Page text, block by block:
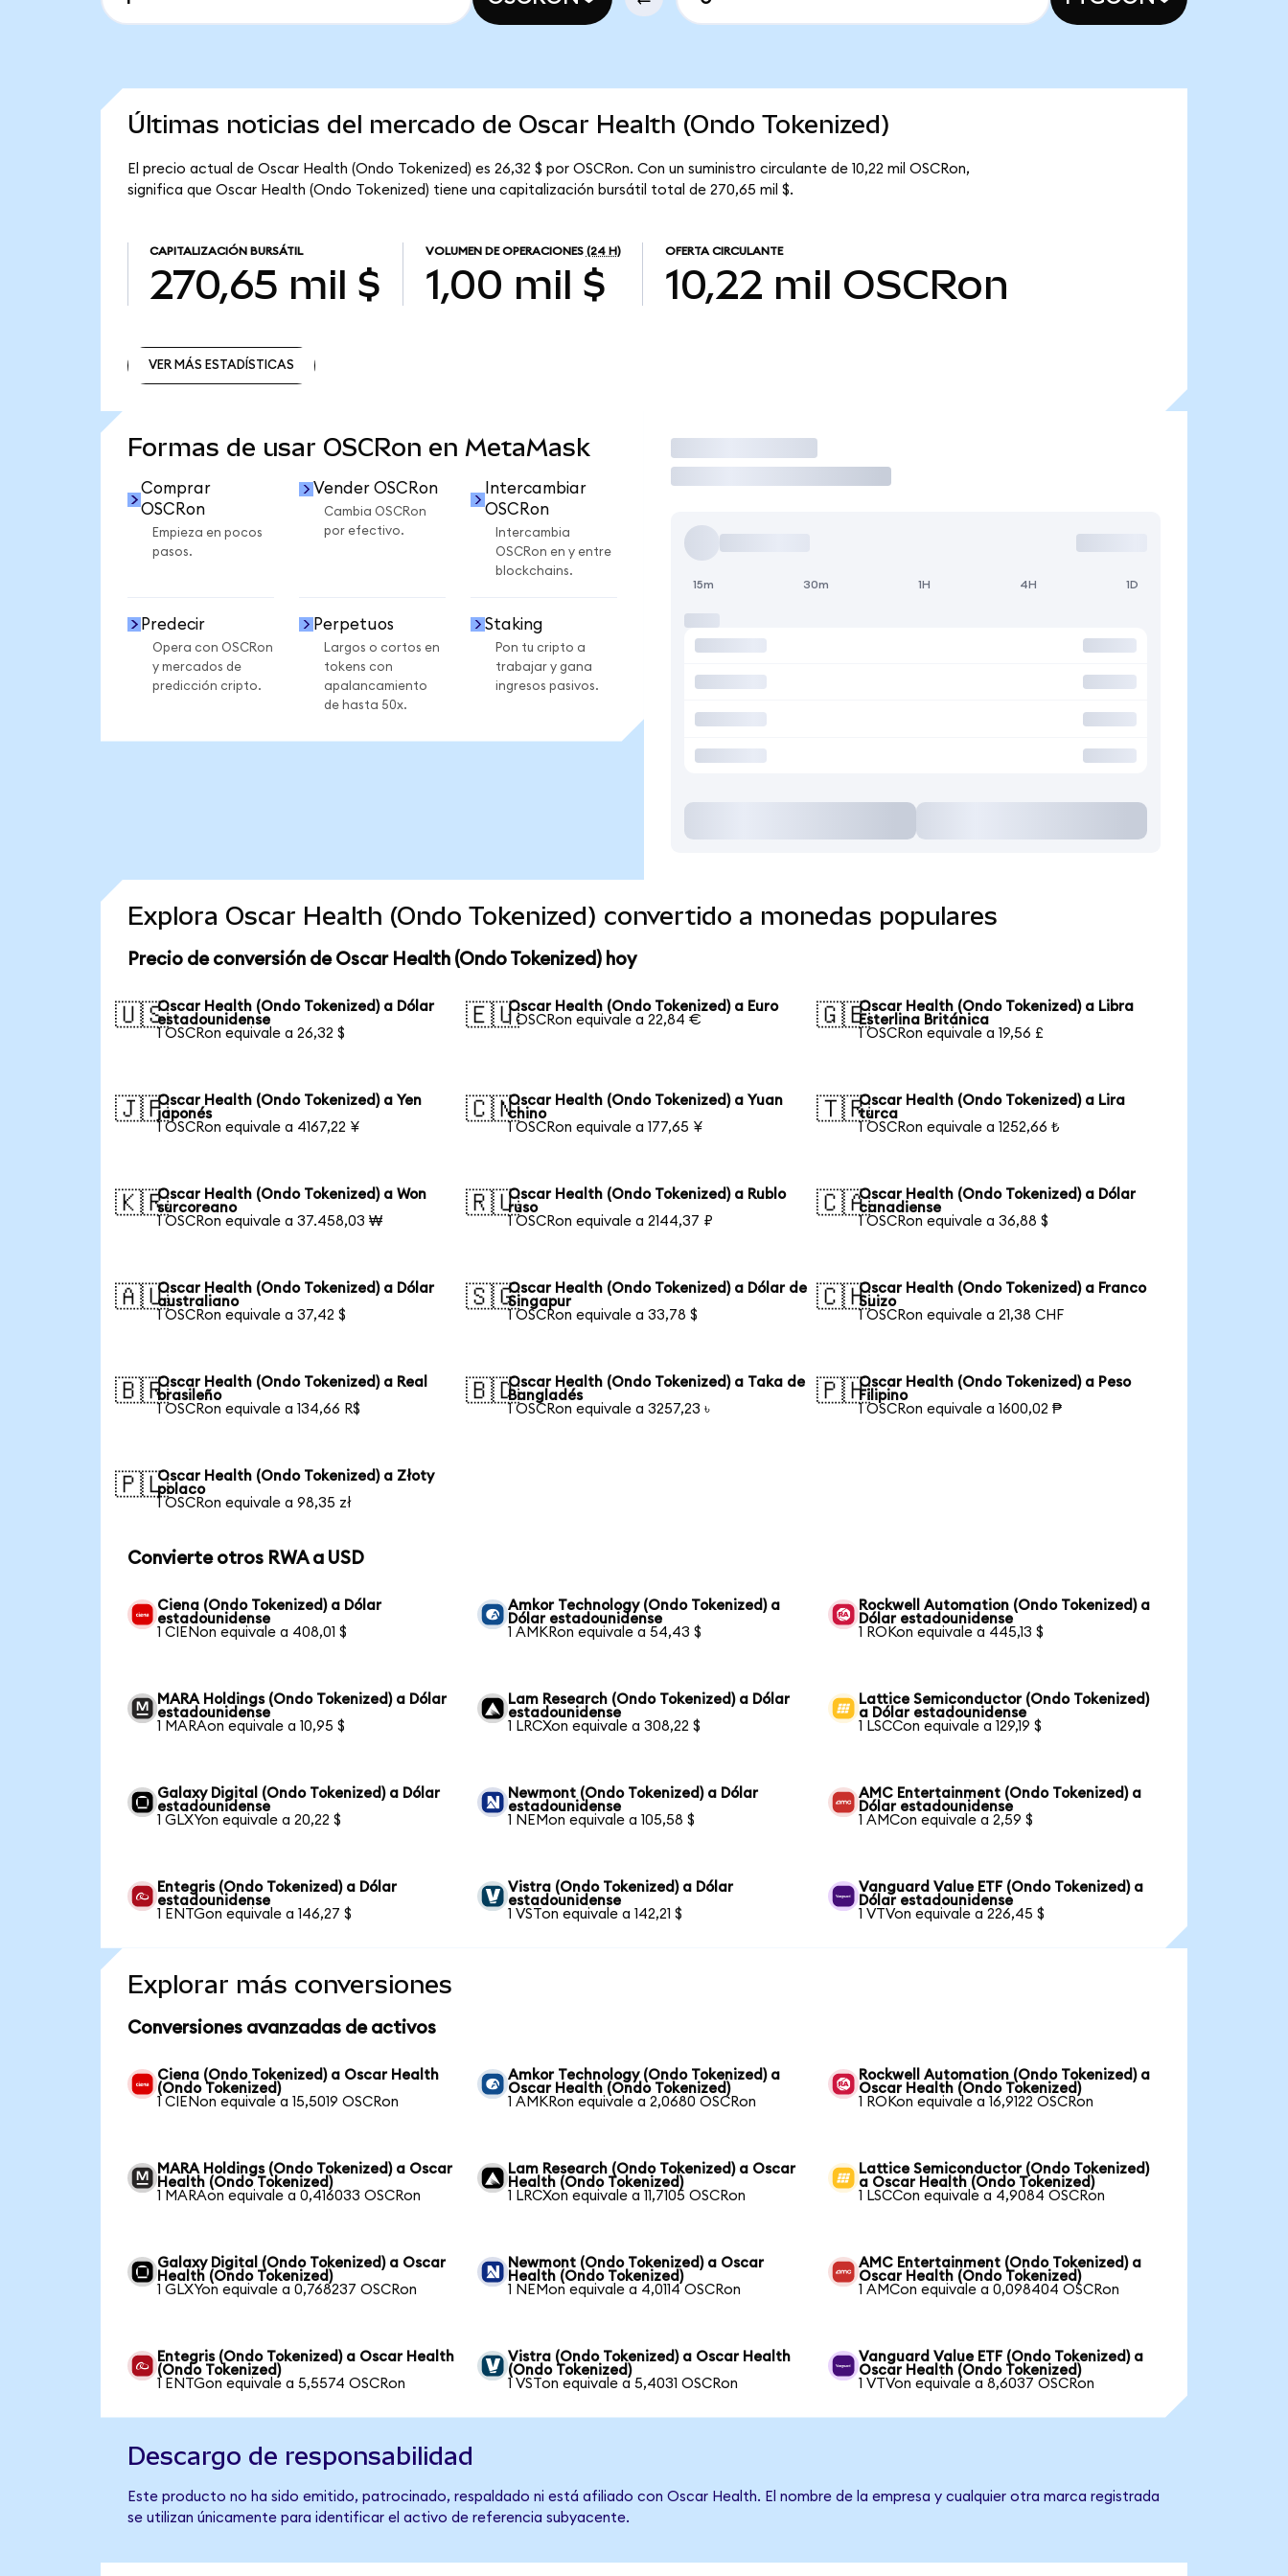
Últimas noticias del mercado de Oscar Health (Ondo Tokenized)
El precio actual de Oscar Health (Ondo Tokenized) es 26,32 $ por OSCRon. Con un suministro circulante de 10,22 mil OSCRon,
significa que Oscar Health (Ondo Tokenized) tiene una capitalización bursátil total de 270,65 mil $.
CAPITALIZACIÓN BURSÁTIL
270,65 mil $
VOLUMEN DE OPERACIONES (24 H)
1,00 mil $
OFERTA CIRCULANTE
10,22 mil OSCRon
VER MÁS ESTADÍSTICAS
Formas de usar OSCRon en MetaMask
Comprar
OSCRon
Empieza en pocos
pasos.
Vender OSCRon
Cambia OSCRon
por efectivo.
Intercambiar
OSCRon
Intercambia
OSCRon en y entre
blockchains.
Predecir
Opera con OSCRon
y mercados de
predicción cripto.
Perpetuos
Largos o cortos en
tokens con
apalancamiento
de hasta 50x.
Staking
Pon tu cripto a
trabajar y gana
ingresos pasivos.
Operar
15m 30m 1H 4H 1D
Explora Oscar Health (Ondo Tokenized) convertido a monedas populares
Precio de conversión de Oscar Health (Ondo Tokenized) hoy
🇺🇸Oscar Health (Ondo Tokenized) a Dólar
estadounidense
1 OSCRon equivale a 26,32 $
🇪🇺Oscar Health (Ondo Tokenized) a Euro
1 OSCRon equivale a 22,84 €
🇬🇧Oscar Health (Ondo Tokenized) a Libra
Esterlina Británica
1 OSCRon equivale a 19,56 £
🇯🇵Oscar Health (Ondo Tokenized) a Yen
japonés
1 OSCRon equivale a 4167,22 ¥
🇨🇳Oscar Health (Ondo Tokenized) a Yuan
chino
1 OSCRon equivale a 177,65 ¥
🇹🇷Oscar Health (Ondo Tokenized) a Lira
turca
1 OSCRon equivale a 1252,66 ₺
🇰🇷Oscar Health (Ondo Tokenized) a Won
surcoreano
1 OSCRon equivale a 37.458,03 ₩
🇷🇺Oscar Health (Ondo Tokenized) a Rublo
ruso
1 OSCRon equivale a 2144,37 ₽
🇨🇦Oscar Health (Ondo Tokenized) a Dólar
canadiense
1 OSCRon equivale a 36,88 $
🇦🇺Oscar Health (Ondo Tokenized) a Dólar
australiano
1 OSCRon equivale a 37,42 $
🇸🇬Oscar Health (Ondo Tokenized) a Dólar de
Singapur
1 OSCRon equivale a 33,78 $
🇨🇭Oscar Health (Ondo Tokenized) a Franco
Suizo
1 OSCRon equivale a 21,38 CHF
🇧🇷Oscar Health (Ondo Tokenized) a Real
brasileño
1 OSCRon equivale a 134,66 R$
🇧🇩Oscar Health (Ondo Tokenized) a Taka de
Bangladés
1 OSCRon equivale a 3257,23 ৳
🇵🇭Oscar Health (Ondo Tokenized) a Peso
Filipino
1 OSCRon equivale a 1600,02 ₱
🇵🇱Oscar Health (Ondo Tokenized) a Złoty
polaco
1 OSCRon equivale a 98,35 zł
Convierte otros RWA a USD
Ciena (Ondo Tokenized) a Dólar
estadounidense
1 CIENon equivale a 408,01 $
Amkor Technology (Ondo Tokenized) a
Dólar estadounidense
1 AMKRon equivale a 54,43 $
Rockwell Automation (Ondo Tokenized) a
Dólar estadounidense
1 ROKon equivale a 445,13 $
MARA Holdings (Ondo Tokenized) a Dólar
estadounidense
1 MARAon equivale a 10,95 $
Lam Research (Ondo Tokenized) a Dólar
estadounidense
1 LRCXon equivale a 308,22 $
Lattice Semiconductor (Ondo Tokenized)
a Dólar estadounidense
1 LSCCon equivale a 129,19 $
Galaxy Digital (Ondo Tokenized) a Dólar
estadounidense
1 GLXYon equivale a 20,22 $
Newmont (Ondo Tokenized) a Dólar
estadounidense
1 NEMon equivale a 105,58 $
AMC Entertainment (Ondo Tokenized) a
Dólar estadounidense
1 AMCon equivale a 2,59 $
Entegris (Ondo Tokenized) a Dólar
estadounidense
1 ENTGon equivale a 146,27 $
Vistra (Ondo Tokenized) a Dólar
estadounidense
1 VSTon equivale a 142,21 $
Vanguard Value ETF (Ondo Tokenized) a
Dólar estadounidense
1 VTVon equivale a 226,45 $
Explorar más conversiones
Conversiones avanzadas de activos
Ciena (Ondo Tokenized) a Oscar Health
(Ondo Tokenized)
1 CIENon equivale a 15,5019 OSCRon
Amkor Technology (Ondo Tokenized) a
Oscar Health (Ondo Tokenized)
1 AMKRon equivale a 2,0680 OSCRon
Rockwell Automation (Ondo Tokenized) a
Oscar Health (Ondo Tokenized)
1 ROKon equivale a 16,9122 OSCRon
MARA Holdings (Ondo Tokenized) a Oscar
Health (Ondo Tokenized)
1 MARAon equivale a 0,416033 OSCRon
Lam Research (Ondo Tokenized) a Oscar
Health (Ondo Tokenized)
1 LRCXon equivale a 11,7105 OSCRon
Lattice Semiconductor (Ondo Tokenized)
a Oscar Health (Ondo Tokenized)
1 LSCCon equivale a 4,9084 OSCRon
Galaxy Digital (Ondo Tokenized) a Oscar
Health (Ondo Tokenized)
1 GLXYon equivale a 0,768237 OSCRon
Newmont (Ondo Tokenized) a Oscar
Health (Ondo Tokenized)
1 NEMon equivale a 4,0114 OSCRon
AMC Entertainment (Ondo Tokenized) a
Oscar Health (Ondo Tokenized)
1 AMCon equivale a 0,098404 OSCRon
Entegris (Ondo Tokenized) a Oscar Health
(Ondo Tokenized)
1 ENTGon equivale a 5,5574 OSCRon
Vistra (Ondo Tokenized) a Oscar Health
(Ondo Tokenized)
1 VSTon equivale a 5,4031 OSCRon
Vanguard Value ETF (Ondo Tokenized) a
Oscar Health (Ondo Tokenized)
1 VTVon equivale a 8,6037 OSCRon
Descargo de responsabilidad
Este producto no ha sido emitido, patrocinado, respaldado ni está afiliado con Oscar Health. El nombre de la empresa y cualquier otra marca registrada
se utilizan únicamente para identificar el activo de referencia subyacente.